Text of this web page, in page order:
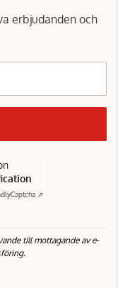
erbjudanden och
Captcha ⇗
till mottagande av e-